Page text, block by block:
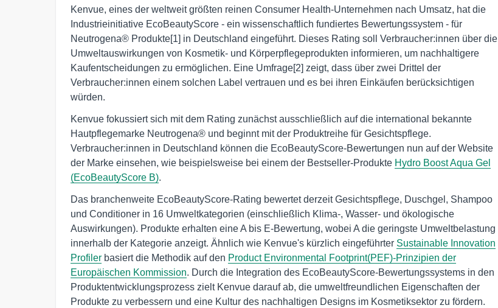
Kenvue, eines der weltweit größten reinen Consumer Health-Unternehmen nach Umsatz, hat die
Industrieinitiative EcoBeautyScore - ein wissenschaftlich fundiertes Bewertungssystem - für
Neutrogena® Produkte[1] in Deutschland eingeführt. Dieses Rating soll Verbraucher:innen über die
Umweltauswirkungen von Kosmetik- und Körperpflegeprodukten informieren, um nachhaltigere
Kaufentscheidungen zu ermöglichen. Eine Umfrage[2] zeigt, dass über zwei Drittel der
Verbraucher:innen einem solchen Label vertrauen und es bei ihren Einkäufen berücksichtigen
würden.
Kenvue fokussiert sich mit dem Rating zunächst ausschließlich auf die international bekannte
Hautpflegemarke Neutrogena® und beginnt mit der Produktreihe für Gesichtspflege.
Verbraucher:innen in Deutschland können die EcoBeautyScore-Bewertungen nun auf der Website
der Marke einsehen, wie beispielsweise bei einem der Bestseller-Produkte Hydro Boost Aqua Gel
(EcoBeautyScore B).
Das branchenweite EcoBeautyScore-Rating bewertet derzeit Gesichtspflege, Duschgel, Shampoo
und Conditioner in 16 Umweltkategorien (einschließlich Klima-, Wasser- und ökologische
Auswirkungen). Produkte erhalten eine A bis E-Bewertung, wobei A die geringste Umweltbelastung
innerhalb der Kategorie anzeigt. Ähnlich wie Kenvue's kürzlich eingeführter Sustainable Innovation
Profiler basiert die Methodik auf den Product Environmental Footprint(PEF)-Prinzipien der
Europäischen Kommission. Durch die Integration des EcoBeautyScore-Bewertungssystems in den
Produktentwicklungsprozess zielt Kenvue darauf ab, die umweltfreundlichen Eigenschaften der
Produkte zu verbessern und eine Kultur des nachhaltigen Designs im Kosmetiksektor zu fördern.